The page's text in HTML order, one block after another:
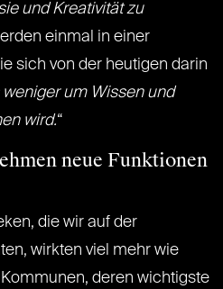
und Kreativität zu
einmal in einer
sich von der heutigen darin
weniger um Wissen und
wird.“
neue Funktionen
die wir auf der
wirkten viel mehr wie
deren wichtigste